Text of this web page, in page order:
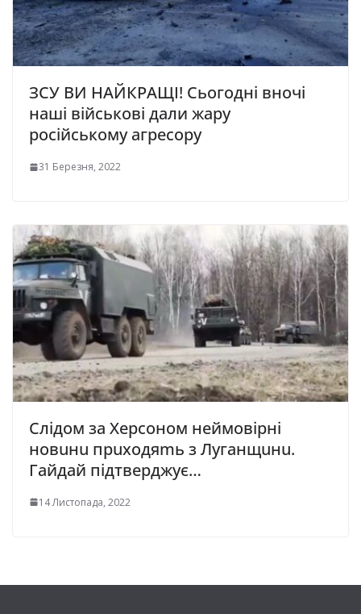
ЗСУ ВИ НАЙКРАЩІ! Сьогодні вночі
наші військові дали жару
російському агресору
31 Березня, 2022
Cлiдoм зa Xepcoнoм нeймoвipнi
нoвuнu пpuxoдяmь з Лyгaнщuнu.
Гaйдaй пiдтвepджyє…
14 Листопада, 2022